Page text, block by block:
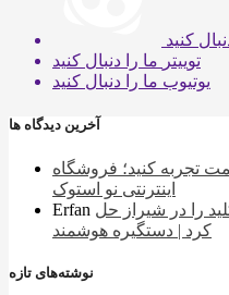
کنید
توییتر ما را دنبال کنید
یوتیوب ما را دنبال کنید
آخرین دیدگاه ها
تجربه کنید؛ فروشگاه
اینترنتی نو استوک
Erfan را در شیراز حل
کرد | دستگیره هوشمند
نوشته‌های تازه